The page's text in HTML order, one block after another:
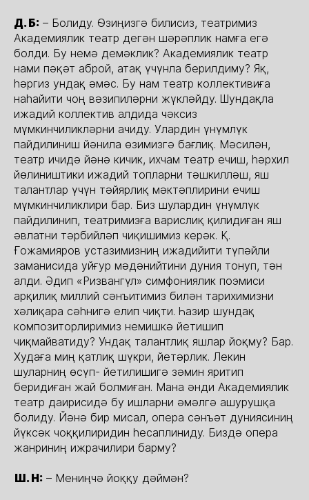
Д. Б: – Болиду. Өзиңизгә билисиз, театримиз
Академиялик театр дегән шәрәплик намға егә
болди. Бу немә демәклик? Академиялик театр
нами пәқәт аброй, атақ үчүнла берилдиму? Яқ,
һәргиз ундақ әмәс. Бу нам театр коллективиға
наһайити чоң вәзипиләрни жүкләйду. Шундақла
ижадий коллектив алдида чәксиз
мүмкинчиликләрни ачиду. Улардин үнүмлүк
пайдилиниш йәнила өзимизгә бағлиқ. Мәсилән,
театр ичидә йәнә кичик, ихчам театр ечиш, һәрхил
йөлиништики ижадий топларни тәшкилләш, яш
талантлар үчүн тәйярлиқ мәктәплирини ечиш
мүмкинчиликлири бар. Биз шулардин үнүмлүк
пайдилинип, театримизға варислиқ қилидиған яш
әвлатни тәрбийләп чиқишимиз керәк. Қ.
Ғожамияров устазимизниң ижадийити түпәйли
заманисида уйғур мәдәнийтини дуния тонуп, тән
алди. Әдип «Ризвангүл» симфониялик поэмиси
арқилиқ миллий сәнъитимиз билән тарихимизни
хәлиқара сәһнигә елип чиқти. Һазир шундақ
композиторлиримиз немишкә йетишип
чиқмайватиду? Ундақ талантлиқ яшлар йоқму? Бар.
Худаға миң қатлиқ шүкри, йетәрлик. Лекин
шуларниң өсүп- йетилишигә зәмин яритип
беридиған жай болмиған. Мана әнди Академиялик
театр даирисидә бу ишларни әмәлгә ашурушқа
болиду. Йәнә бир мисал, опера сәнъәт дуниясиниң
йүксәк чоққилиридин һесаплиниду. Биздә опера
жанриниң ижрачилири барму?
Ш. Н: – Мениңчә йоққу дәймән?